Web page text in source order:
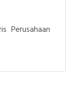
Perusahaan